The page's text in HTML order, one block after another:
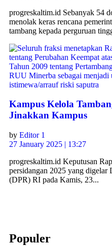
progreskaltim.id Sebanyak 54
menolak keras rencana
tambang kepada perguruan
Kampus Kelola
Jinakkan Kampus
by Editor 1
27 January 2025 | 13:27
progreskaltim.id Keputusan
persidangan 2025 yang
(DPR) RI pada Kamis, 23...
Populer